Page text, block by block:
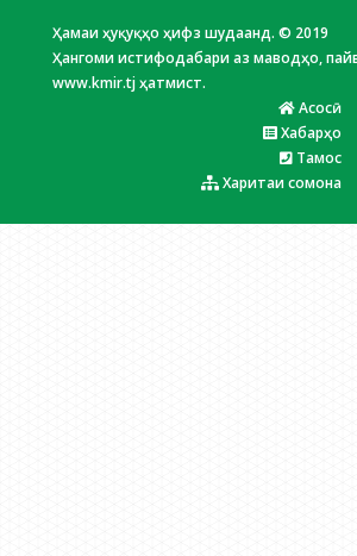
Ҳамаи ҳуқуқҳо ҳифз шудаанд. © 2019
Ҳангоми истифодабари аз маводҳо,
www.kmir.tj ҳатмист.
Асосӣ
Хабарҳо
Тамос
Харитаи сомона